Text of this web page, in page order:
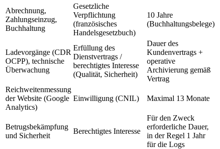
Abrechnung,
Zahlungseinzug,
Buchhaltung
Gesetzliche
Verpflichtung
(französisches
Handelsgesetzbuch)
10 Jahre
(Buchhaltungsbelege)
Ladevorgänge (CDR
OCPP), technische
Überwachung
Erfüllung des
Dienstvertrags /
berechtigtes Interesse
(Qualität, Sicherheit)
Dauer des
Kundenvertrags +
operative
Archivierung gemäß
Vertrag
Reichweitenmessung
der Website (Google
Analytics)
Einwilligung (CNIL) Maximal 13 Monate
Betrugsbekämpfung
und Sicherheit
Berechtigtes Interesse
Für den Zweck
erforderliche Dauer,
in der Regel 1 Jahr
für die Logs